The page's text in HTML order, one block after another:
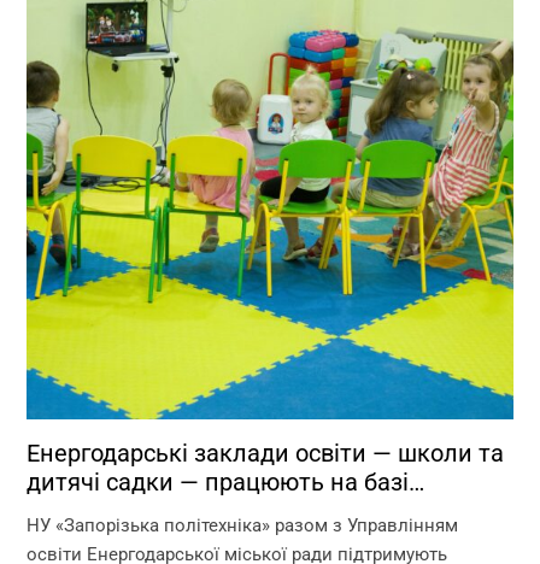
Енергодарські заклади освіти — школи та
дитячі садки — працюють на базі
Запорізької політехніки!
НУ «Запорізька політехніка» разом з Управлінням
освіти Енергодарської міської ради підтримують